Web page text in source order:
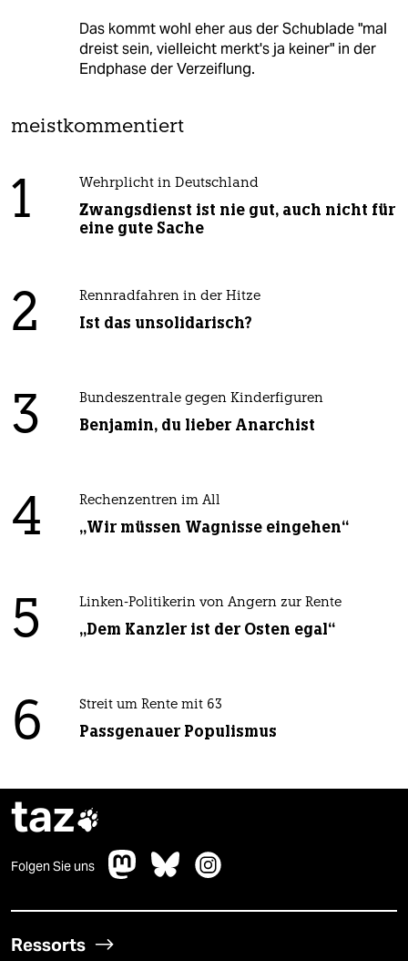
Das kommt wohl eher aus der Schublade "mal
dreist sein, vielleicht merkt's ja keiner" in der
Endphase der Verzeiflung.
meistkommentiert
1 Wehrplicht in Deutschland
Zwangsdienst ist nie gut, auch nicht für
eine gute Sache
2 Rennradfahren in der Hitze
Ist das unsolidarisch?
3 Bundeszentrale gegen Kinderfiguren
Benjamin, du lieber Anarchist
4 Rechenzentren im All
„Wir müssen Wagnisse eingehen“
5 Linken-Politikerin von Angern zur Rente
„Dem Kanzler ist der Osten egal“
6 Streit um Rente mit 63
Passgenauer Populismus
taz
Folgen Sie uns
Ressorts